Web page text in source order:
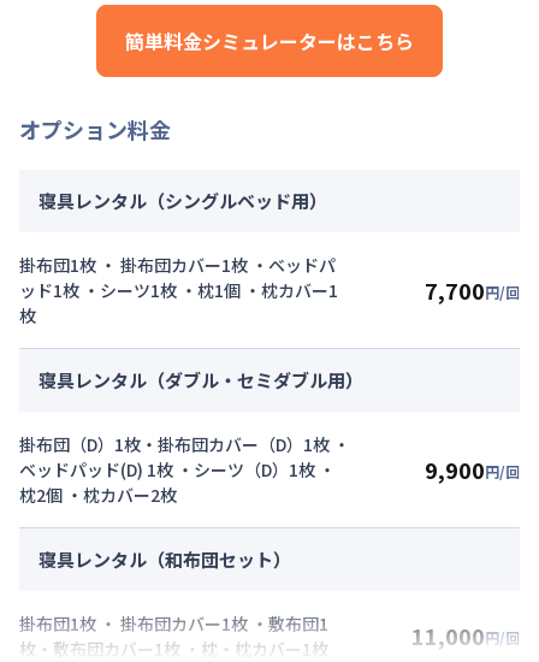
その他費用詳細料金
24,000円/月 (800円/日)
初期費用詳細料金
にてご利用いただけます！
利用時の料金詳細
月額賃料目安詳細料金（30日利用）
光熱費：24,000円/月 (800円/日) (税抜)
その他費用詳細料金
初期費用詳細料金
契約事務手数料：5,000円/回 （税抜）
簡単料金シミュレーターはこちら
オプション料金
寝具レンタル（シングルベッド用）
掛布団1枚 ・ 掛布団カバー1枚 ・ベッドパ
ッド1枚 ・シーツ1枚 ・枕1個 ・枕カバー1
枚
7,700円/回
寝具レンタル（ダブル・セミダブル用）
掛布団（D）1枚・掛布団カバー（D）1枚 ・
ベッドパッド(D) 1枚 ・シーツ（D）1枚 ・
枕2個 ・枕カバー2枚
9,900円/回
寝具レンタル（和布団セット）
掛布団1枚 ・ 掛布団カバー1枚 ・敷布団1
枚・敷布団カバー1枚 ・枕・枕カバー1枚
11,000円/回